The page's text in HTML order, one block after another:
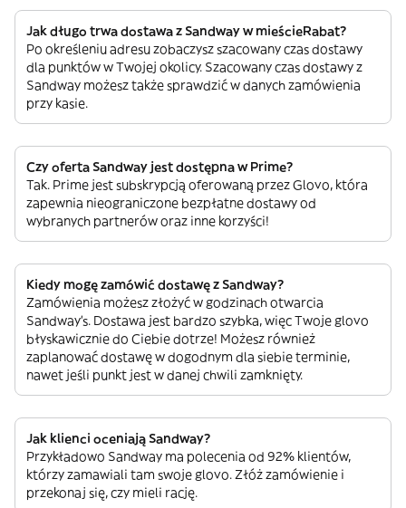
Jak długo trwa dostawa z Sandway w mieścieRabat?
Po określeniu adresu zobaczysz szacowany czas dostawy
dla punktów w Twojej okolicy. Szacowany czas dostawy z
Sandway możesz także sprawdzić w danych zamówienia
przy kasie.
Czy oferta Sandway jest dostępna w Prime?
Tak. Prime jest subskrypcją oferowaną przez Glovo, która
zapewnia nieograniczone bezpłatne dostawy od
wybranych partnerów oraz inne korzyści!
Kiedy mogę zamówić dostawę z Sandway?
Zamówienia możesz złożyć w godzinach otwarcia
Sandway’s. Dostawa jest bardzo szybka, więc Twoje glovo
błyskawicznie do Ciebie dotrze! Możesz również
zaplanować dostawę w dogodnym dla siebie terminie,
nawet jeśli punkt jest w danej chwili zamknięty.
Jak klienci oceniają Sandway?
Przykładowo Sandway ma polecenia od 92% klientów,
którzy zamawiali tam swoje glovo. Złóż zamówienie i
przekonaj się, czy mieli rację.